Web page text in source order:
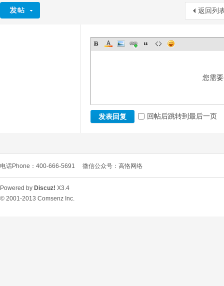
返回列
您需
发表回复 回帖后跳转到最后一页
电话Phone：400-666-5691 微信公众号：高恪网络
Powered by Discuz! X3.4
© 2001-2013 Comsenz Inc.